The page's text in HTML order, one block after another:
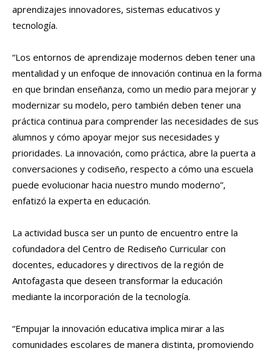
aprendizajes innovadores, sistemas educativos y
tecnología.
“Los entornos de aprendizaje modernos deben tener una
mentalidad y un enfoque de innovación continua en la forma
en que brindan enseñanza, como un medio para mejorar y
modernizar su modelo, pero también deben tener una
práctica continua para comprender las necesidades de sus
alumnos y cómo apoyar mejor sus necesidades y
prioridades. La innovación, como práctica, abre la puerta a
conversaciones y codiseño, respecto a cómo una escuela
puede evolucionar hacia nuestro mundo moderno”,
enfatizó la experta en educación.
La actividad busca ser un punto de encuentro entre la
cofundadora del Centro de Rediseño Curricular con
docentes, educadores y directivos de la región de
Antofagasta que deseen transformar la educación
mediante la incorporación de la tecnología.
“Empujar la innovación educativa implica mirar a las
comunidades escolares de manera distinta, promoviendo